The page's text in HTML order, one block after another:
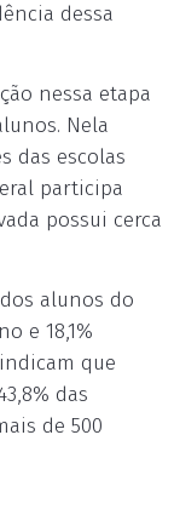
dessa
nessa etapa
Nela
das escolas
participa
possui cerca
alunos do
e 18,1%
que
das
de 500